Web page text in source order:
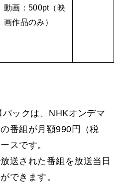
動画：500pt（映
画作品のみ）
ックは、NHKオンデマ
番組が月額990円（税
スです。
送された番組を放送当日
できます。